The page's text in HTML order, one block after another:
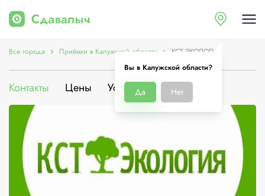
Вы в Калужской области?
Да Нет
Все города Приёмки в Калужской области КСТ-ЭКОЛОГИЯ
Контакты Цены Услуги О компании